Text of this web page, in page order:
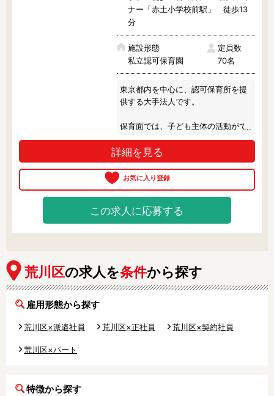
ナー「赤土小学校前駅」 徒歩13
分
施設形態
私立認可保育園
定員数
70名
東京都内を中心に、認可保育所を提
供する大手法人です。
保育面では、子ども主体の活動がで
きるよう、コーナー遊びをはじめと
した子どもの自主性を刺激する取り
組みを実施しています。
たい方なら、きっと、早く職場に行
きたくなるくらい毎日を楽しく過ご
せると思います。
みは徹底しています。
すいことも人気の理由です。
詳細を見る
この求人に応募する
荒川区の求人を条件から探す
雇用形態から探す
荒川区×派遣社員 荒川区×正社員 荒川区×契約社員
荒川区×パート
特徴から探す